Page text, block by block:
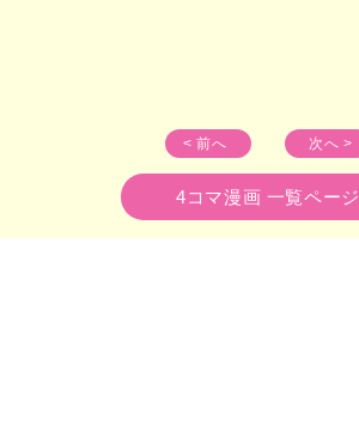
< 前へ 次へ >
4コマ漫画 一覧ページ